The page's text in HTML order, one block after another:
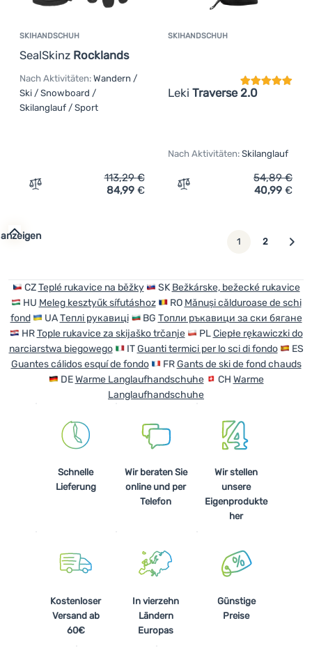
SKIHANDSCHUH
SealSkinz Rocklands
Nach Aktivitäten: Wandern /
Ski / Snowboard /
Skilanglauf / Sport
Zum Vergleich 'Skihandschuh SealSkinz Rocklands'
113,29€
84,99 €
SKIHANDSCHUH
Leki Traverse 2.0
Nach Aktivitäten: Skilanglauf
Zum Vergleich
54,89€
40,99 €
1 2 weiter
CZTeplé rukavice na běžky SK Bežkárske, bežecké rukavice
HU Meleg kesztyűk sífutáshoz RO Mănuși călduroase de schi
fond
UAТеплі рукавиці BG Топли ръкавици за ски бягане
HRTople rukavice za skijaško trčanje PLCiepłe rękawiczki do
narciarstwa biegowego
ITGuanti termici per lo sci di fondo
ES
Guantes cálidos esquí de fondo
FRGants de ski de fond chauds
DEWarme Langlaufhandschuhe CH Warme
Langlaufhandschuhe
Schnelle
Lieferung
Wir beraten Sie
online und per
Telefon
Wir stellen
unsere
Eigenprodukte
her
Kostenloser
Versand ab
60€
In vierzehn
Ländern
Europas
Günstige
Preise